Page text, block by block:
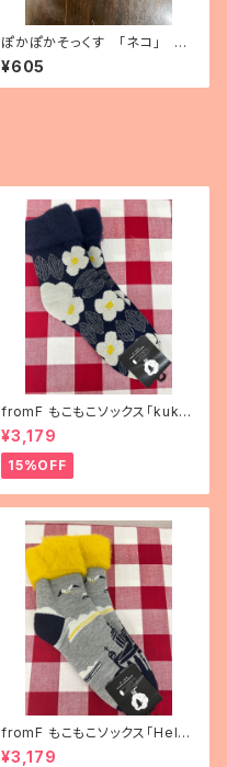
ぽかぽかそっくす 「ネコ」 ア
ンクル丈
¥605
fromF もこもこソックス「kukka
puutarha（花畑）」
¥3,179
15%OFF
fromF もこもこソックス「Helsi
nki（ヘルシンキ）」
¥3,179